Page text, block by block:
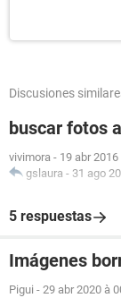
Discusiones
buscar fotos
vivimora - 19 abr
gslaura - 31 ago
5 respuestas
Imágenes
Pigui - 29 abr 2020 à